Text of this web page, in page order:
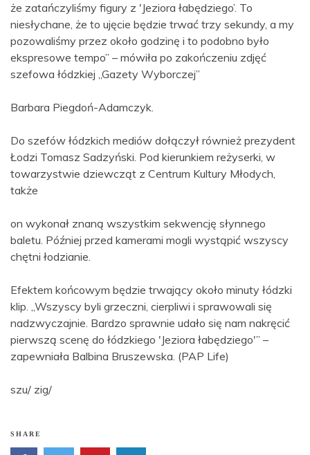
że zatańczyliśmy figury z 'Jeziora łabędziego’. To
niesłychane, że to ujęcie będzie trwać trzy sekundy, a my
pozowaliśmy przez około godzinę i to podobno było
ekspresowe tempo” – mówiła po zakończeniu zdjęć
szefowa łódzkiej „Gazety Wyborczej”
Barbara Piegdoń-Adamczyk.
Do szefów łódzkich mediów dołączył również prezydent
Łodzi Tomasz Sadzyński. Pod kierunkiem reżyserki, w
towarzystwie dziewcząt z Centrum Kultury Młodych,
także
on wykonał znaną wszystkim sekwencję słynnego
baletu. Później przed kamerami mogli wystąpić wszyscy
chętni łodzianie.
Efektem końcowym będzie trwający około minuty łódzki
klip. „Wszyscy byli grzeczni, cierpliwi i sprawowali się
nadzwyczajnie. Bardzo sprawnie udało się nam nakręcić
pierwszą scenę do łódzkiego 'Jeziora łabędziego'” –
zapewniała Balbina Bruszewska. (PAP Life)
szu/ zig/
SHARE